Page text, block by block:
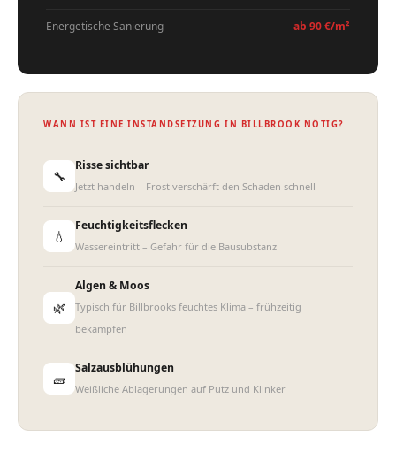
Energetische Sanierung ab 90 €/m²
WANN IST EINE INSTANDSETZUNG IN BILLBROOK NÖTIG?
🔧
Risse sichtbar
Jetzt handeln – Frost verschärft den Schaden schnell
💧
Feuchtigkeitsflecken
Wassereintritt – Gefahr für die Bausubstanz
🌿
Algen & Moos
Typisch für Billbrooks feuchtes Klima – frühzeitig
bekämpfen
🧱
Salzausblühungen
Weißliche Ablagerungen auf Putz und Klinker